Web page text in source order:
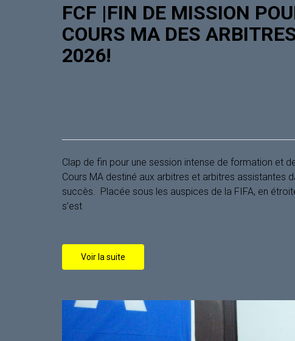
FCF |FIN DE MISSION
COURS MA DES
2026!
Clap de fin pour une session intense de formation et
Cours MA destiné aux arbitres et arbitres assistantes
succès. ‎ ‎​Placée sous les auspices de la FIFA, en
s’est
Voir la suite